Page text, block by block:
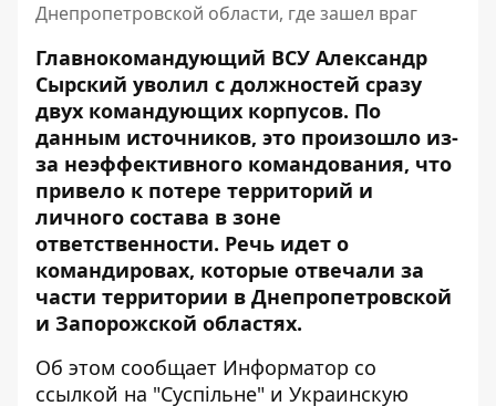
Днепропетровской области, где зашел враг
Главнокомандующий ВСУ Александр
Сырский уволил с должностей сразу
двух командующих корпусов. По
данным источников, это произошло из-
за неэффективного командования, что
привело к потере территорий и
личного состава в зоне
ответственности. Речь идет о
командировах, которые отвечали за
части территории в Днепропетровской
и Запорожской областях.
Об этом сообщает Информатор со
ссылкой на "Суспільне" и Украинскую